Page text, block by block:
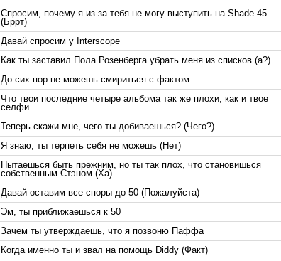
Спросим, почему я из-за тебя не могу выступить на Shade 45
(Бррт)
Давай спросим у Interscope
Как ты заставил Пола Розенберга убрать меня из списков (а?)
До сих пор не можешь смириться с фактом
Что твои последние четыре альбома так же плохи, как и твое
селфи
Теперь скажи мне, чего ты добиваешься? (Чего?)
Я знаю, ты терпеть себя не можешь (Нет)
Пытаешься быть прежним, но ты так плох, что становишься
собственным Стэном (Ха)
Давай оставим все споры до 50 (Пожалуйста)
Эм, ты приближаешься к 50
Зачем ты утверждаешь, что я позвоню Паффа
Когда именно ты и звал на помощь Diddy (Факт)